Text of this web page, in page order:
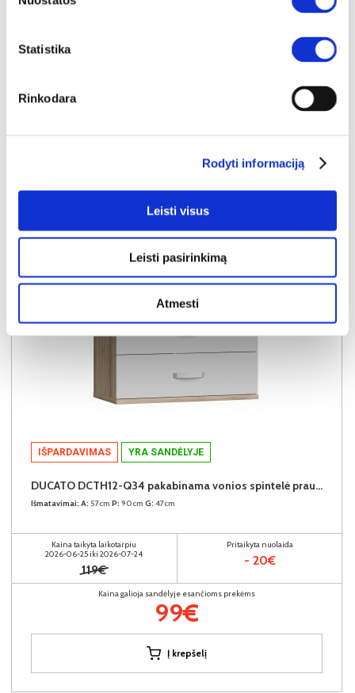
Statistika
Rinkodara
Rodyti informaciją
Leisti visus
Leisti pasirinkimą
Atmesti
Kaina taikyta laikotarpiu
Pritaikyta nuolaida
Į krepšelį
IŠPARDAVIMAS YRA SANDĖLYJE
DUCATO DCTH12-Q34 pakabinama vonios spintelė praustuvui
Išmatavimai: A: 57cm P: 90cm G: 47cm
Kaina taikyta laikotarpiu
2026-06-25 iki 2026-07-24
119€
Pritaikyta nuolaida
- 20€
Kaina galioja sandėlyje esančioms prekėms
99€
Į krepšelį